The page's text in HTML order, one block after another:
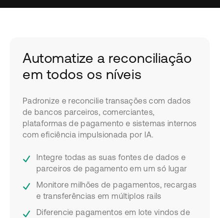
Automatize a reconciliação
em todos os níveis
Padronize e reconcilie transações com dados
de bancos parceiros, comerciantes,
plataformas de pagamento e sistemas internos
com eficiência impulsionada por IA.
Integre todas as suas fontes de dados e
parceiros de pagamento em um só lugar
Monitore milhões de pagamentos, recargas
e transferências em múltiplos rails
Diferencie pagamentos em lote vindos de